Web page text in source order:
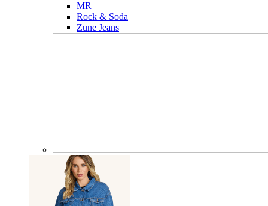
MR
Rock & Soda
Zune Jeans